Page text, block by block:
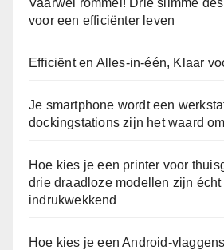
Vaarwel rommel! Drie slimme
voor een efficiënter leven
Efficiënt en Alles-in-één, Klaar
Je smartphone wordt een
dockingstations zijn het waard
Hoe kies je een printer voor
drie draadloze modellen zijn écht
indrukwekkend
Hoe kies je een Android-